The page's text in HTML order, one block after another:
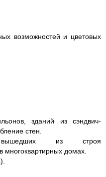
возможностей и цветовых
зданий из сэндвич-
стен.
из строя
многоквартирных домах.